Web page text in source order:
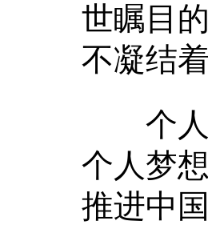
世瞩目
不凝结
个人
个人梦
推进中